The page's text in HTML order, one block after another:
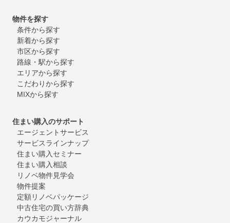
物件を探す
条件から探す
新着から探す
市区から探す
路線・駅から探す
エリアから探す
こだわりから探す
MIXから探す
住まい購入のサポート
エージェントサービス
サービスラインナップ
住まい購入セミナー
住まい購入相談
リノベ物件見学会
物件提案
定額リノベパッケージ
中古住宅の買い方辞典
カウカモジャーナル